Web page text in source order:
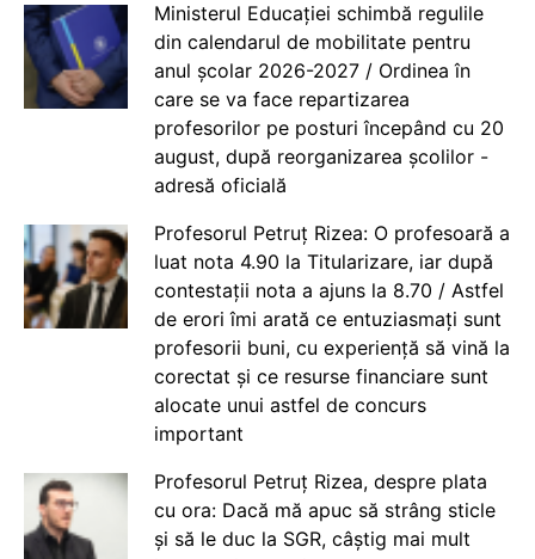
Ministerul Educației schimbă regulile
din calendarul de mobilitate pentru
anul școlar 2026-2027 / Ordinea în
care se va face repartizarea
profesorilor pe posturi începând cu 20
august, după reorganizarea școlilor -
adresă oficială
Profesorul Petruț Rizea: O profesoară a
luat nota 4.90 la Titularizare, iar după
contestații nota a ajuns la 8.70 / Astfel
de erori îmi arată ce entuziasmați sunt
profesorii buni, cu experiență să vină la
corectat și ce resurse financiare sunt
alocate unui astfel de concurs
important
Profesorul Petruț Rizea, despre plata
cu ora: Dacă mă apuc să strâng sticle
și să le duc la SGR, câștig mai mult